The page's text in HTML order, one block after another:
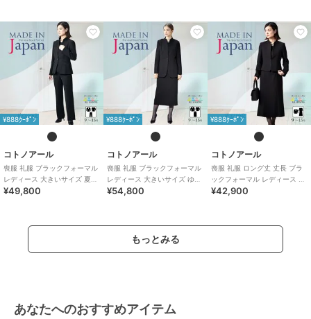
¥888ｸｰﾎﾟﾝ
コトノアール
喪服 礼服 ブラックフォーマル
レディース 大きいサイズ 夏物
夏用 パンツ 日本製
¥49,800
¥888ｸｰﾎﾟﾝ
コトノアール
喪服 礼服 ブラックフォーマル
レディース 大きいサイズ ゆっ
たり ロング 日本製 (61003)
¥54,800
¥888ｸｰﾎﾟﾝ
コトノアール
喪服 礼服 ロング丈 丈長 ブラ
ックフォーマル レディース 大
きいサイズ 夏物 夏用 日本製
¥42,900
もっとみる
あなたへのおすすめアイテム